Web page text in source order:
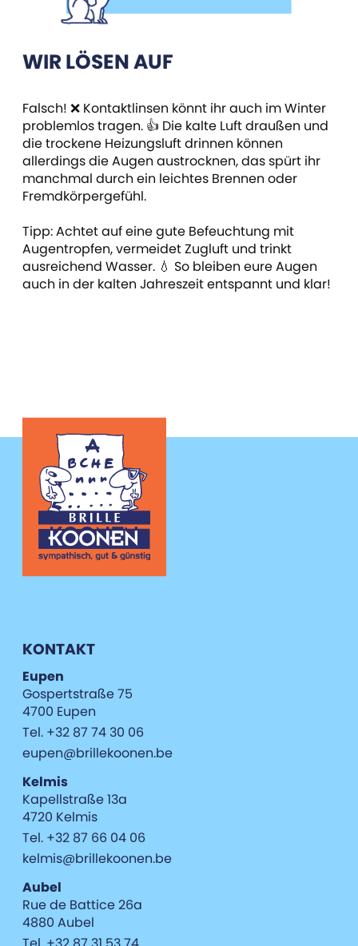
WIR LÖSEN AUF
Falsch! ❌ Kontaktlinsen könnt ihr auch im Winter
problemlos tragen. 👍 Die kalte Luft draußen und
die trockene Heizungsluft drinnen können
allerdings die Augen austrocknen, das spürt ihr
manchmal durch ein leichtes Brennen oder
Fremdkörpergefühl.
Tipp: Achtet auf eine gute Befeuchtung mit
Augentropfen, vermeidet Zugluft und trinkt
ausreichend Wasser. 💧 So bleiben eure Augen
auch in der kalten Jahreszeit entspannt und klar!
KONTAKT
Eupen
Gospertstraße 75
4700 Eupen
Tel. +32 87 74 30 06
eupen@brillekoonen.be
Kelmis
Kapellstraße 13a
4720 Kelmis
Tel. +32 87 66 04 06
kelmis@brillekoonen.be
Aubel
Rue de Battice 26a
4880 Aubel